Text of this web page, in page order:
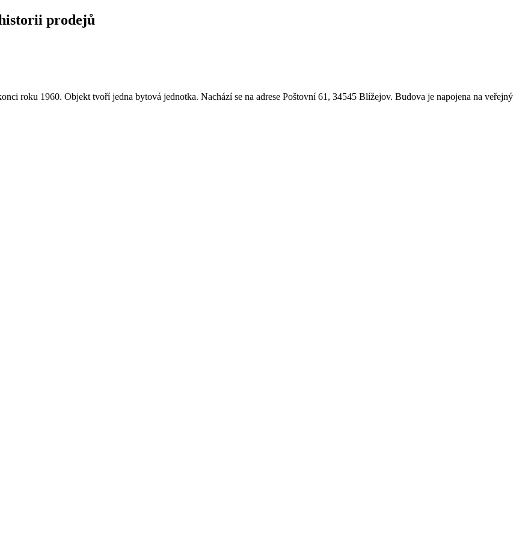
prodejů
roku 1960. Objekt tvoří jedna bytová jednotka. Nachází se na adrese Poštovní 61, 34545 Blížejov. Budova je napojena na veřejný